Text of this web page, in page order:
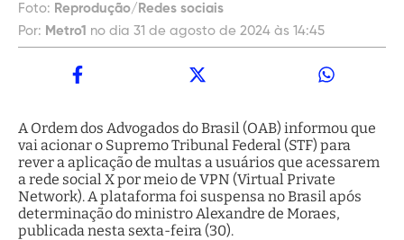
Foto: Reprodução/Redes sociais
Por: Metro1 no dia 31 de agosto de 2024 às 14:45
A Ordem dos Advogados do Brasil (OAB) informou que
vai acionar o Supremo Tribunal Federal (STF) para
rever a aplicação de multas a usuários que acessarem
a rede social X por meio de VPN (Virtual Private
Network). A plataforma foi suspensa no Brasil após
determinação do ministro Alexandre de Moraes,
publicada nesta sexta-feira (30).